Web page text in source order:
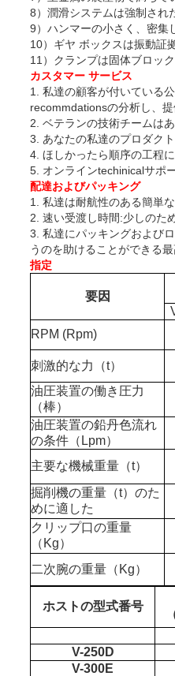
8）潤滑システムは強制され
9）ハンマーの小さく、密集
10）ギヤ ボックスは振動証
11）クランプは固体ブロッ
カスタマー サービス
1. 私達の顧客が付いている
recommdationsの分析し、提
2. ベテランの技術チームは
3. あなたの私達のプロダク
4. ほしかったら順序の工程
5. オンラインtechinicalサポ
配達およびパッキング
1. 私達は耐航性のある簡単
2. 速い受渡し時間:少しのた
3. 私達にパッキングおよび
うのを助けることができる
指定
要因
RPM (Rpm)
刺激的な力（t）
油圧装置の働き圧力
（棒）
油圧装置の鉛丹色流れ
の条件（Lpm）
主要な機械重量（t）
掘削機の重量（t）のた
めに適した
クリップ口の重量
（Kg）
二次腕の重量（Kg）
ホストの型式番号
V-250D
V-300E